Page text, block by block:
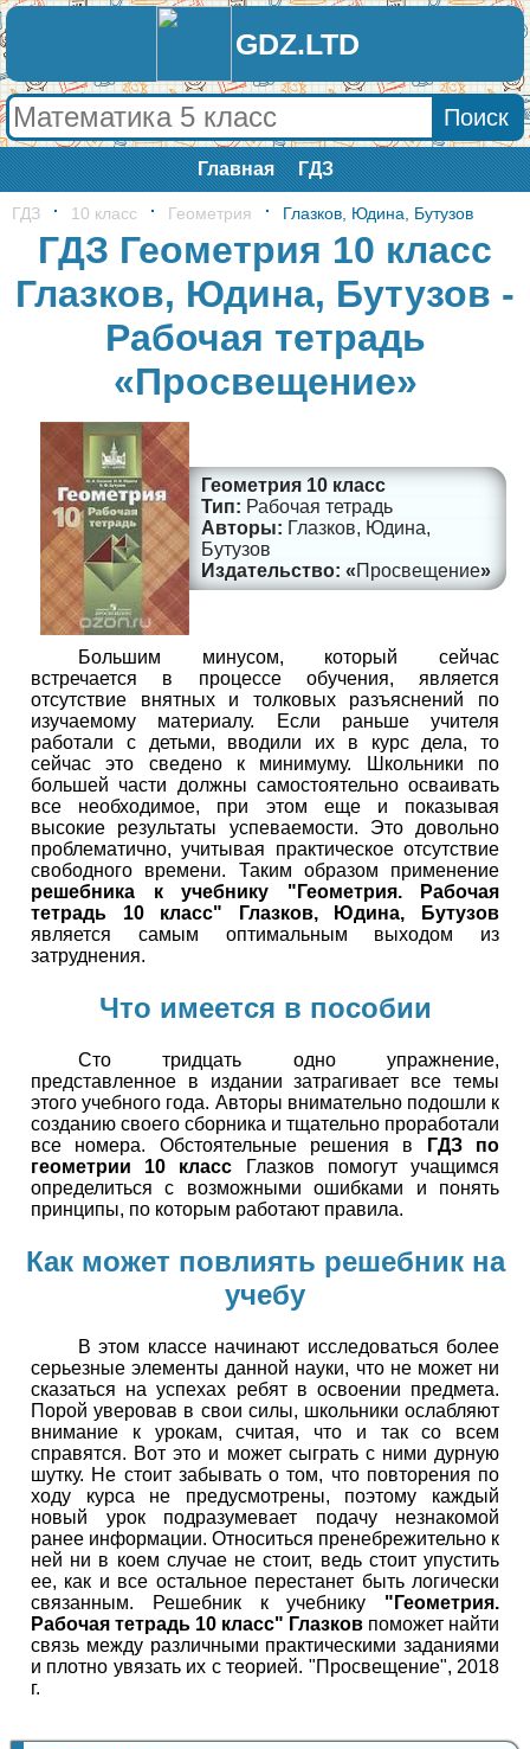
GDZ.LTD
Главная ГДЗ
ГДЗ 10 класс Геометрия Глазков, Юдина, Бутузов
ГДЗ Геометрия 10 класс
Глазков, Юдина, Бутузов -
Рабочая тетрадь
«Просвещение»
Геометрия 10 класс
Рабочая тетрадь
Глазков, Юдина,
Бутузов
Просвещение
Большим минусом, который сейчас
встречается в процессе обучения, является
отсутствие внятных и толковых разъяснений по
изучаемому материалу. Если раньше учителя
работали с детьми, вводили их в курс дела, то
сейчас это сведено к минимуму. Школьники по
большей части должны самостоятельно осваивать
все необходимое, при этом еще и показывая
высокие результаты успеваемости. Это довольно
проблематично, учитывая практическое отсутствие
свободного времени. Таким образом применение
решебника к учебнику "Геометрия. Рабочая
тетрадь 10 класс" Глазков, Юдина, Бутузов
является самым оптимальным выходом из
затруднения.
Что имеется в пособии
Сто тридцать одно упражнение,
представленное в издании затрагивает все темы
этого учебного года. Авторы внимательно подошли к
созданию своего сборника и тщательно проработали
все номера. Обстоятельные решения в
ГДЗ по
геометрии 10 класс Глазков помогут учащимся
определиться с возможными ошибками и понять
принципы, по которым работают правила.
Как может повлиять решебник на
учебу
В этом классе начинают исследоваться более
серьезные элементы данной науки, что не может ни
сказаться на успехах ребят в освоении предмета.
Порой уверовав в свои силы, школьники ослабляют
внимание к урокам, считая, что и так со всем
справятся. Вот это и может сыграть с ними дурную
шутку. Не стоит забывать о том, что повторения по
ходу курса не предусмотрены, поэтому каждый
новый урок подразумевает подачу незнакомой
ранее информации. Относиться пренебрежительно к
ней ни в коем случае не стоит, ведь стоит упустить
ее, как и все остальное перестанет быть логически
связанным. Решебник к учебнику "Геометрия.
Рабочая тетрадь 10 класс" Глазков поможет найти
связь между различными практическими заданиями
и плотно увязать их с теорией. "Просвещение", 2018
г.